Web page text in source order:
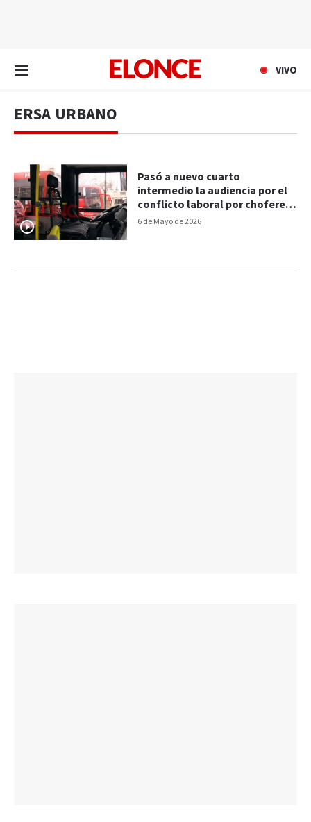
VIVO
ERSA URBANO
6 de Mayo de 2026
Pasó a nuevo cuarto
intermedio la audiencia por el
conflicto laboral por choferes
despedidos